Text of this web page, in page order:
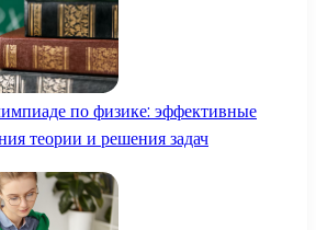
по физике: эффективные
теории и решения задач